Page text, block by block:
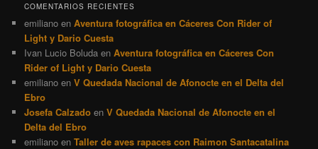
COMENTARIOS RECIENTES
emiliano enAventura fotográfica en Cáceres Con Rider of
Light y Dario Cuesta
Ivan Lucio Boluda enAventura fotográfica en Cáceres Con
Rider of Light y Dario Cuesta
emiliano enV Quedada Nacional de Afonocte en el Delta del
Ebro
Josefa Calzado enV Quedada Nacional de Afonocte en el
Delta del Ebro
emiliano enTaller de aves rapaces con Raimon Santacatalina